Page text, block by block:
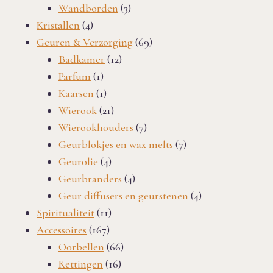
producten
Wandborden 33
Kristallen 44
producten
Geuren & Verzorging 6969
Badkamer 1212
Parfum 11
product
Kaarsen 11
product
Wierook 2121
producten
Wierookhouders 77
producten
Geurblokjes en wax melts 77
Geurolie 44
producten
Geurbranders 44
producten
Geur diffusers en geurstenen 44
Spiritualiteit 1111
producten
Accessoires 167167
producten
Oorbellen 6666
producten
Kettingen 1616